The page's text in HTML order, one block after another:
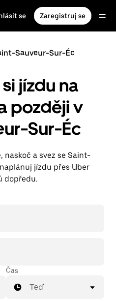
se Zaregistruj se
Sauveur-Sur-Éc
jízdu na
později v
Sur-Éc
naskoč a svez se Saint-
jízdu přes Uber
dopředu.
Čas
Teď